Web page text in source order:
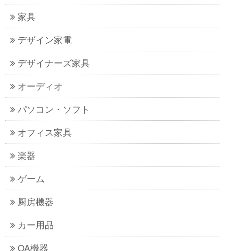
家具
デザイン家電
デザイナーズ家具
オーディオ
パソコン・ソフト
オフィス家具
楽器
ゲーム
厨房機器
カー用品
OA機器